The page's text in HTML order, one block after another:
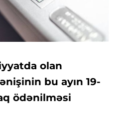
olan
bu ayın 19-
ödənilməsi